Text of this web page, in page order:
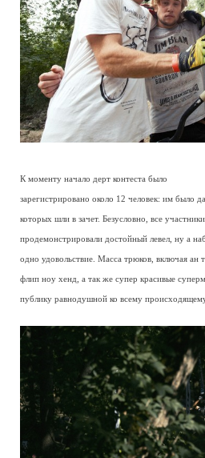
К моменту начало дерт контеста было
зарегистрировано около 12 человек: им было
которых шли в зачет. Безусловно, все
продемонстрировали достойный левел, ну а
одно удовольствие. Масса трюков, включая ан
флип ноу хенд, а так же супер красивые
публику равнодушной ко всему